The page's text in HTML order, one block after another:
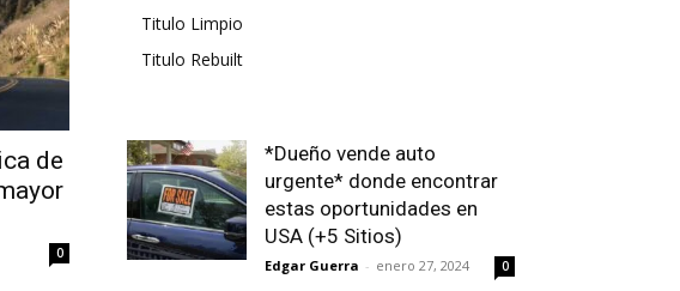
de
0
Titulo Limpio
Titulo Rebuilt
*Dueño vende auto
urgente* donde encontrar
estas oportunidades en
USA (+5 Sitios)
Edgar Guerra - enero 27, 2024 0